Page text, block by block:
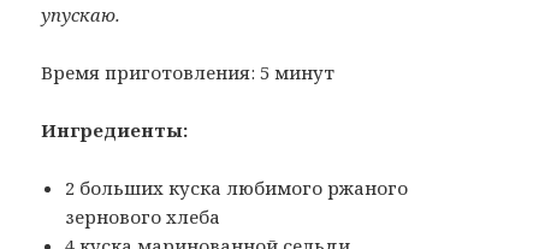
упускаю.
Время приготовления: 5 минут
Ингредиенты:
2 больших куска любимого ржаного
зернового хлеба